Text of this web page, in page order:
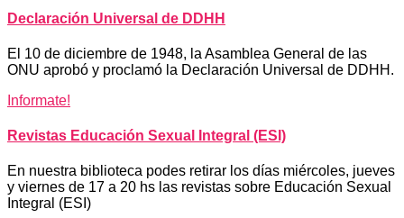
Declaración Universal de DDHH
El 10 de diciembre de 1948, la Asamblea General de las
ONU aprobó y proclamó la Declaración Universal de DDHH.
Informate!
Revistas Educación Sexual Integral (ESI)
En nuestra biblioteca podes retirar los días miércoles, jueves
y viernes de 17 a 20 hs las revistas sobre Educación Sexual
Integral (ESI)